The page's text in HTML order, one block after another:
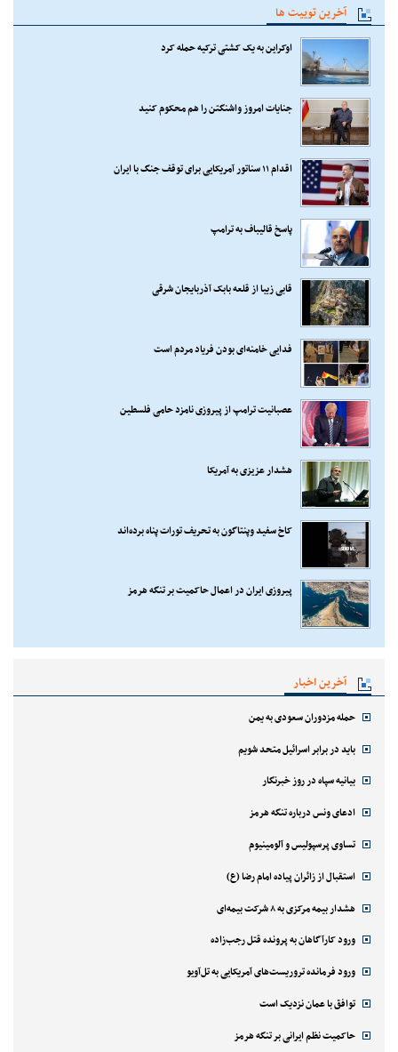
آخرین توییت ها
اوکراین به یک کشتی ترکیه حمله کرد
جنایات امروز واشنگتن را هم محکوم کنید
اقدام ۱۱ سناتور آمریکایی برای توقف جنگ با ایران
پاسخ قالیباف به ترامپ
قابی زیبا از قلعه بابک آذربایجان شرقی
فدایی خامنه‌ای بودن فریاد مردم است
عصبانیت ترامپ از پیروزی نامزد حامی فلسطین
هشدار عزیزی به آمریکا
کاخ سفید وپنتاگون به تحریف تورات پناه برده‌اند
پیروزی ایران در اعمال حاکمیت بر تنگه هرمز
آخرین اخبار
حمله مزدوران سعودی به یمن
باید در برابر اسرائیل متحد شویم
بیانیه سپاه در روز خبرنگار
ادعای ونس درباره تنگه هرمز
تساوی پرسپولیس و آلومینیوم
استقبال از زائران پیاده امام رضا (ع)
هشدار بیمه مرکزی به ۸ شرکت بیمه‌ای
ورود کارآگاهان به پرونده قتل رجب‌زاده
ورود فرمانده تروریست‌های آمریکایی به تل‌آویو
توافق با عمان نزدیک است
حاکمیت نظم ایرانی بر تنگه هرمز